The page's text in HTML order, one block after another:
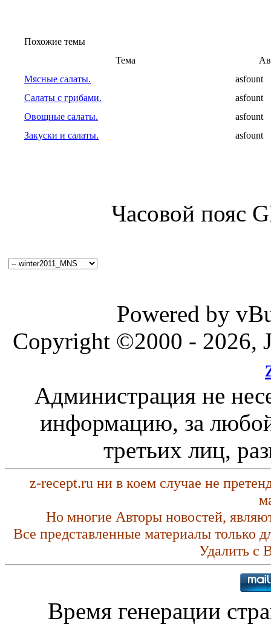
Похожие темы
Тема
Мясные салаты.
asfount
Салаты с грибами.
asfount
Овощные салаты.
asfount
Закуски и салаты.
asfount
Часовой пояс
Powered by
Copyright ©2000 - 2026,
Администрация не
информацию, за любой
третьих лиц,
z-recept.ru ни в коем случае не
Но многие Авторы новостей,
Все представленные материалы только
Удалить с
Время генерации